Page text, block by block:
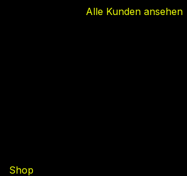
Alle Kunden ansehen
Shop